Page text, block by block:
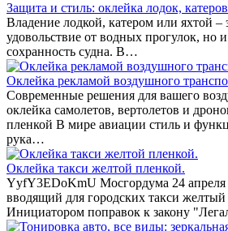
Защита и стиль: оклейка лодок,
Владение лодкой, катером или яхтой –
удовольствие от водных прогулок, но и
сохранность судна. В…
Оклейка рекламой воздушного
Современные решения для вашего
оклейка самолетов, вертолетов и
пленкой В мире авиации стиль и
рука…
Оклейка такси желтой пленкой.
YyfY3EDoKmU Мосгордума 24 апреля
вводящий для городских такси желтый
Инициатором поправок к закону